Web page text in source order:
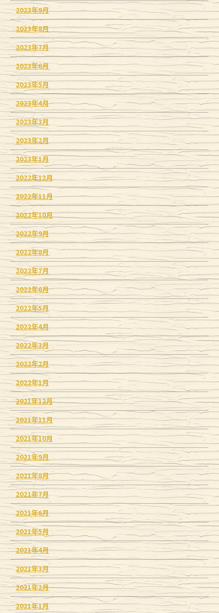
2023年9月
2023年8月
2023年7月
2023年6月
2023年5月
2023年4月
2023年3月
2023年2月
2023年1月
2022年12月
2022年11月
2022年10月
2022年9月
2022年8月
2022年7月
2022年6月
2022年5月
2022年4月
2022年3月
2022年2月
2022年1月
2021年12月
2021年11月
2021年10月
2021年9月
2021年8月
2021年7月
2021年6月
2021年5月
2021年4月
2021年3月
2021年2月
2021年1月